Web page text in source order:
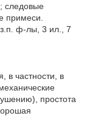
следовые
примеси.
з.п. ф-лы, 3 ил., 7
в частности, в
простота